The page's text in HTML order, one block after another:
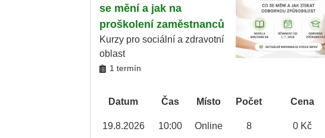
se mění a jak na
proškolení zaměstnanců
Kurzy pro sociální a zdravotní
oblast
1 termín
Datum Čas Místo Počet Cena
19.8.2026 10:00 Online 8 0 Kč